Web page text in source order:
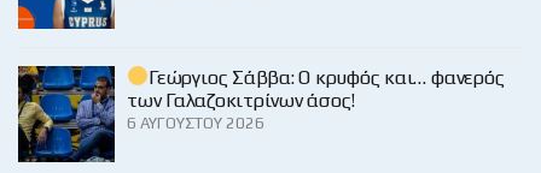
Γεώργιος Σάββα: Ο κρυφός και… φανερός
των Γαλαζοκιτρίνων άσος!
6 ΑΥΓΟΎΣΤΟΥ 2026